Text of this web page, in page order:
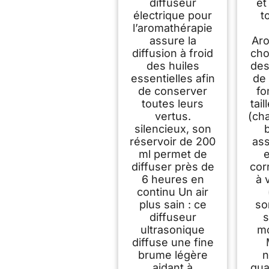
Lin et Revêtement
Couleur Bois –
Diffusion +
Éclairage
Personnalisables
diffuseur
électrique pour
l’aromathérapie
assure la
diffusion à froid
des huiles
essentielles afin
de conserver
toutes leurs
vertus.
silencieux, son
réservoir de 200
ml permet de
diffuser près de
6 heures en
continu Un air
plus sain : ce
diffuseur
ultrasonique
diffuse une fine
brume légère
et
de
à